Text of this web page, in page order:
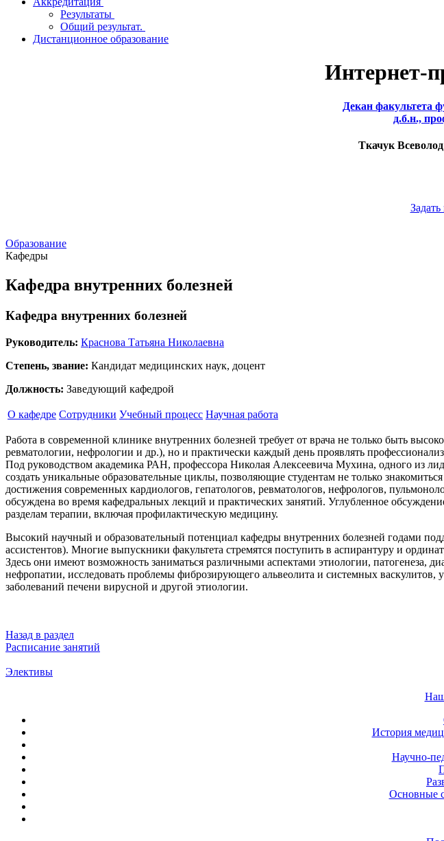
Результаты
Общий результат.
Дистанционное образование
Интернет-
Декан факультета
д.б.н.,
Ткачук
Образование
Кафедры
Кафедра внутренних болезней
Кафедра внутренних болезней
Руководитель: Краснова Татьяна Николаевна
Степень, звание: Кандидат медицинских наук, доцент
Должность: Заведующий кафедрой
О кафедре Сотрудники Учебный процесс Научная работа
Работа в современной клинике внутренних болезней требует от врача не только быть
ревматологии, нефрологии и др.), но и практически каждый день проявлять
Под руководством академика РАН, профессора Николая Алексеевича Мухина, одного из
создать уникальные образовательные циклы, позволяющие студентам не только
достижения современных кардиологов, гепатологов, ревматологов, нефрологов,
обсуждена во время кафедральных лекций и практических занятий. Углубленное
разделам терапии, включая профилактическую медицину.
Высокий научный и образовательный потенциал кафедры внутренних болезней годами
ассистентов). Многие выпускники факультета стремятся поступить в аспирантуру и
Здесь они имеют возможность заниматься различными аспектами этиологии, патогенеза,
нефропатии, исследовать проблемы фиброзирующего альвеолита и системных
заболеваний печени вирусной и другой этиологии.
Назад в раздел
Расписание занятий
Элективы
История
Научно-
Основные